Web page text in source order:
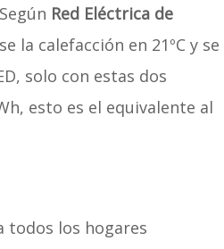
Red Eléctrica de
la calefacción en 21ºC y se
solo con estas dos
esto es el equivalente al
todos los hogares